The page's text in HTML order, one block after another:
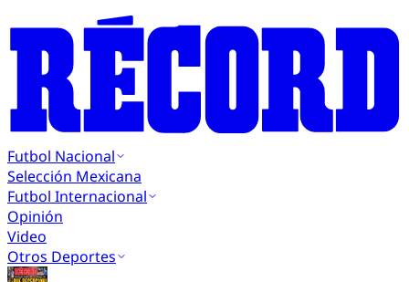
Futbol Nacional
Selección Mexicana
Futbol Internacional
Opinión
Video
Otros Deportes